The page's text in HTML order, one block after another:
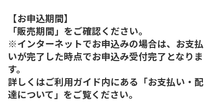
【お申込期間】
「販売期間」をご確認ください。
※インターネットでお申込みの場合は、お支払
いが完了した時点でお申込み受付完了となりま
す。
詳しくはご利用ガイド内にある「お支払い・配
達について」をご覧ください。